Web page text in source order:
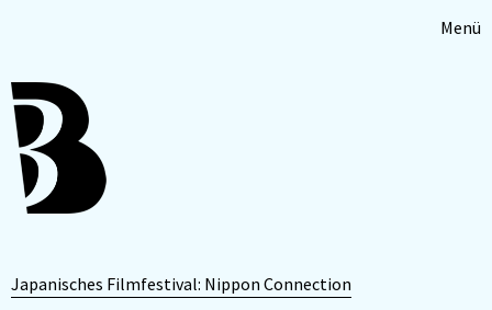
Menü
Japanisches Filmfestival: Nippon Connection